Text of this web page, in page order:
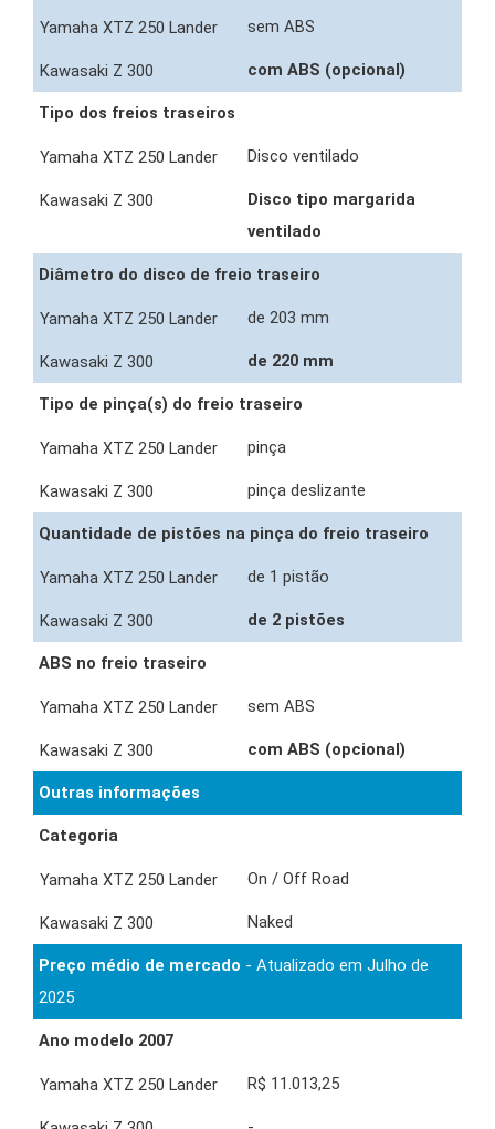
sem ABS
com ABS (opcional)
Tipo dos freios traseiros
Disco ventilado
Disco tipo margarida
ventilado
Diâmetro do disco de freio traseiro
de 203 mm
de 220 mm
Tipo de pinça(s) do freio traseiro
pinça
pinça deslizante
Quantidade de pistões na pinça do freio traseiro
de 1 pistão
de 2 pistões
ABS no freio traseiro
sem ABS
com ABS (opcional)
Outras informações
Categoria
On / Off Road
Naked
Preço médio de mercado - Atualizado em Julho de
2025
Ano modelo 2007
R$ 11.013,25